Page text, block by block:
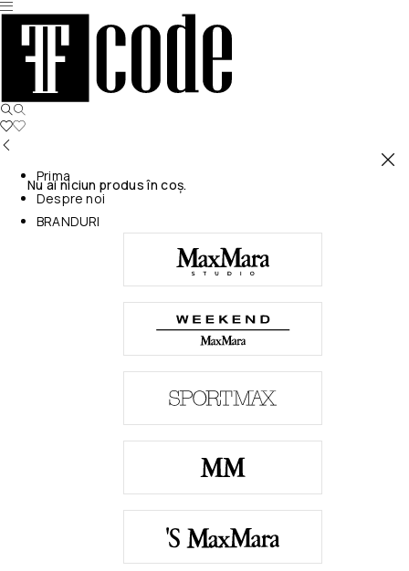
Nu ai niciun produs în coș.
Prima
Despre noi
BRANDURI